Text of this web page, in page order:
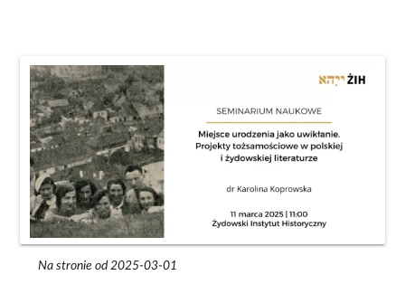
Na stronie od 2025-03-01